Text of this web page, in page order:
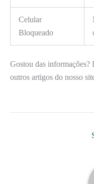
Celular
Bloqueado
Gostou das informações?
outros artigos do nosso